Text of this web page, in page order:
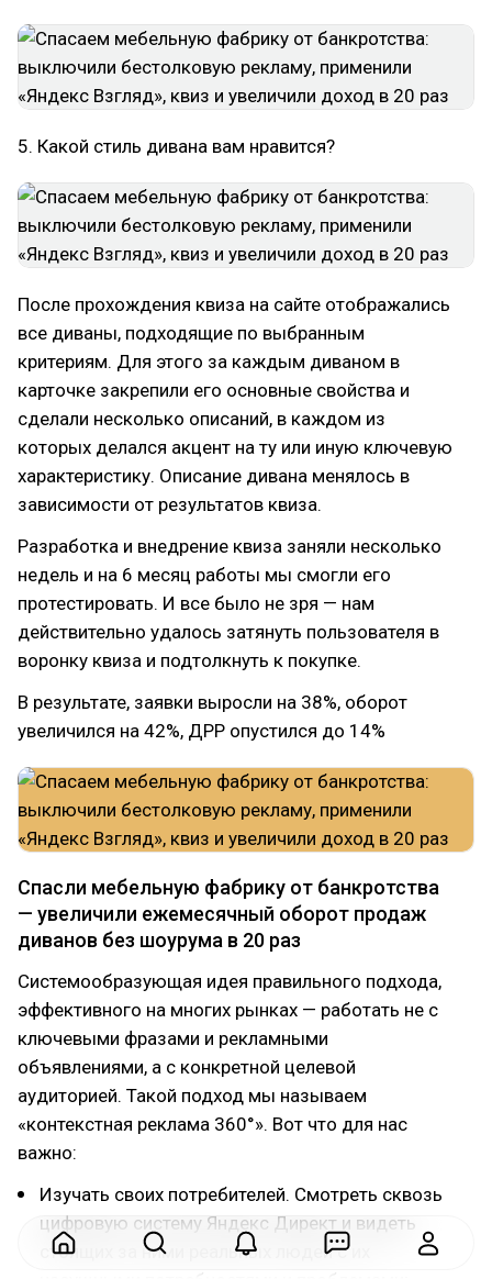
5. Какой стиль дивана вам нравится?
После прохождения квиза на сайте отображались
все диваны, подходящие по выбранным
критериям. Для этого за каждым диваном в
карточке закрепили его основные свойства и
сделали несколько описаний, в каждом из
которых делался акцент на ту или иную ключевую
характеристику. Описание дивана менялось в
зависимости от результатов квиза.
Разработка и внедрение квиза заняли несколько
недель и на 6 месяц работы мы смогли его
протестировать. И все было не зря — нам
действительно удалось затянуть пользователя в
воронку квиза и подтолкнуть к покупке.
В результате, заявки выросли на 38%, оборот
увеличился на 42%, ДРР опустился до 14%
Спасли мебельную фабрику от банкротства
— увеличили ежемесячный оборот продаж
диванов без шоурума в 20 раз
Системообразующая идея правильного подхода,
эффективного на многих рынках — работать не с
ключевыми фразами и рекламными
объявлениями, а с конкретной целевой
аудиторией. Такой подход мы называем
«контекстная реклама 360°». Вот что для нас
важно:
Изучать своих потребителей. Смотреть сквозь
цифровую систему Яндекс Директ и видеть
стоящих за ними реальных людей с их